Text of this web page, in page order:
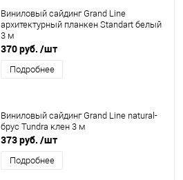
Виниловый сайдинг Grand Line
архитектурный планкен Standart белый
3 м
370 руб. /шт
Подробнее
Виниловый сайдинг Grand Line natural-
брус Tundra клен 3 м
373 руб. /шт
Подробнее